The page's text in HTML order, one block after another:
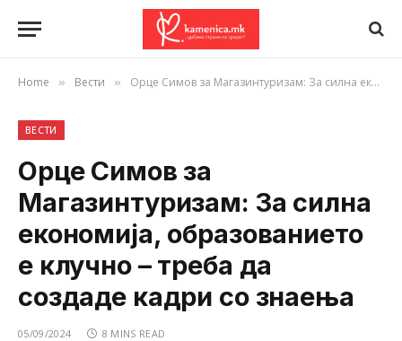
Home » Вести » Орце Симов за Магазинтуризам: За силна економија, образованието е клучно – треба да создаде кадри со знаења
ВЕСТИ
Орце Симов за
Магазинтуризам: За силна
економија, образованието
е клучно – треба да
создаде кадри со знаења
05/09/2024 8 MINS READ